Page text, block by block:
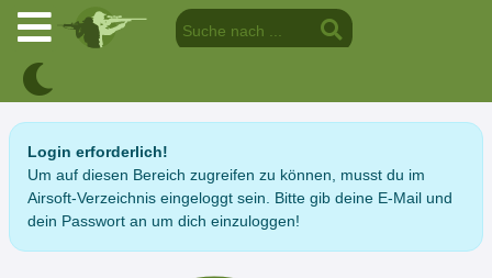
Login erforderlich!
Um auf diesen Bereich zugreifen zu können, musst du im
Airsoft-Verzeichnis eingeloggt sein. Bitte gib deine E-Mail und
dein Passwort an um dich einzuloggen!